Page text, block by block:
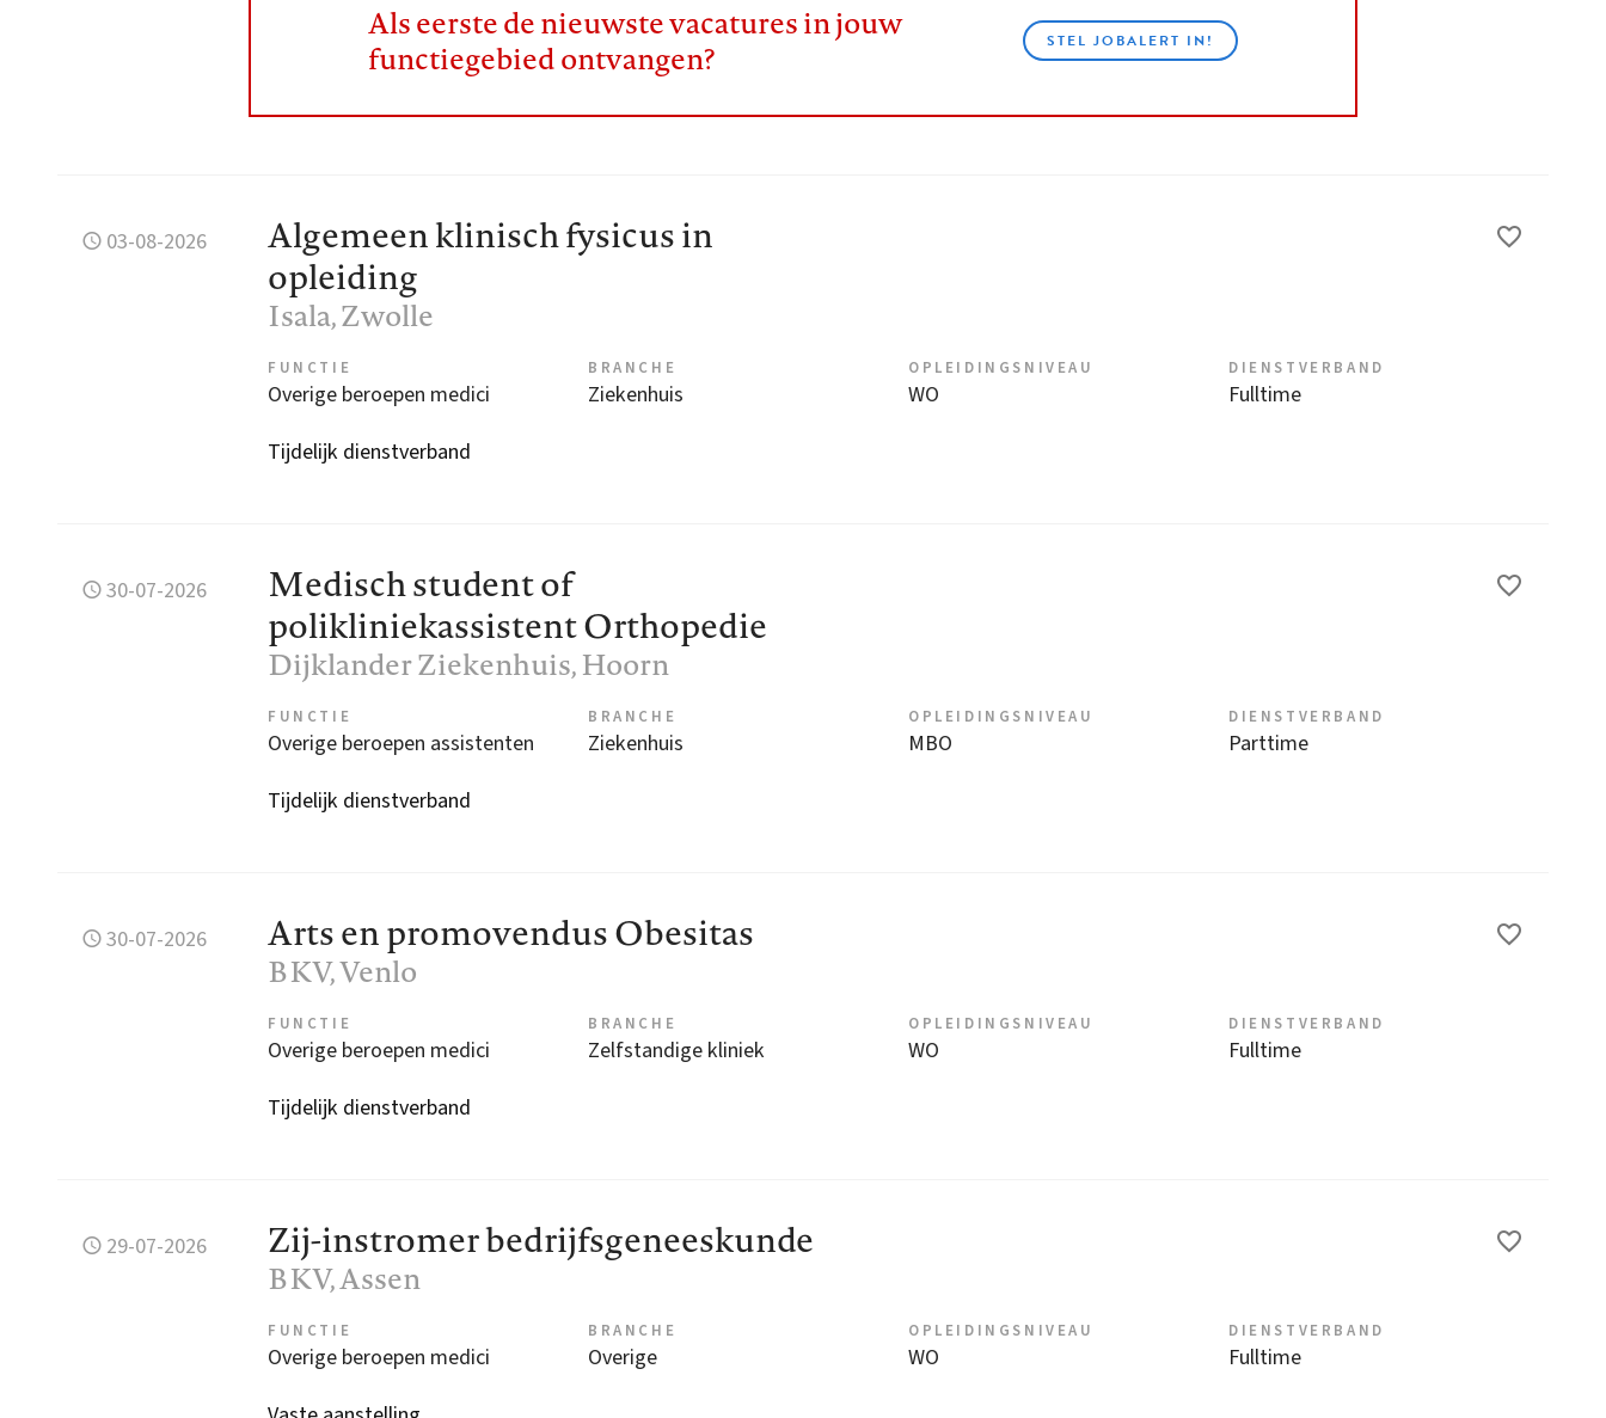
Als eerste de nieuwste vacatures in jouw
functiegebied ontvangen?
STEL JOBALERT IN!
03-08-2026
Algemeen klinisch fysicus in
opleiding
Isala, Zwolle
FUNCTIE
Overige beroepen medici
BRANCHE
Ziekenhuis
OPLEIDINGSNIVEAU
WO
DIENSTVERBAND
Fulltime
Tijdelijk dienstverband
30-07-2026
Medisch student of
polikliniekassistent Orthopedie
Dijklander Ziekenhuis, Hoorn
FUNCTIE
Overige beroepen assistenten
BRANCHE
Ziekenhuis
OPLEIDINGSNIVEAU
MBO
DIENSTVERBAND
Parttime
Tijdelijk dienstverband
30-07-2026 Arts en promovendus Obesitas
BKV, Venlo
FUNCTIE
Overige beroepen medici
BRANCHE
Zelfstandige kliniek
OPLEIDINGSNIVEAU
WO
DIENSTVERBAND
Fulltime
Tijdelijk dienstverband
29-07-2026 Zij-instromer bedrijfsgeneeskunde
BKV, Assen
FUNCTIE
Overige beroepen medici
BRANCHE
Overige
OPLEIDINGSNIVEAU
WO
DIENSTVERBAND
Fulltime